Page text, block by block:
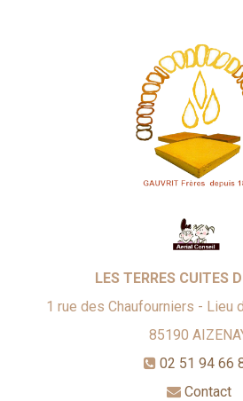
LES TERRES CUITES
1 rue des Chaufourniers - Lieu
85190
02 51 94 66
Contact